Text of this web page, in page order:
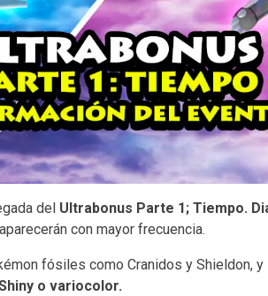
del Ultrabonus Parte 1; Tiempo.
con mayor frecuencia.
fósiles como Cranidos y Shieldon,
o variocolor.